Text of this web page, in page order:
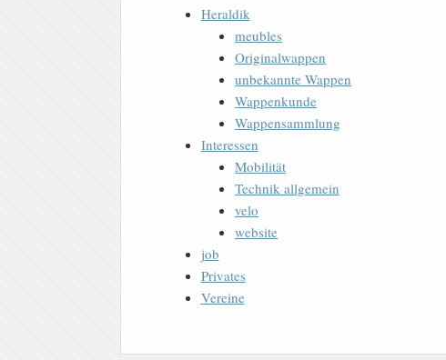
Heraldik
meubles
Originalwappen
unbekannte Wappen
Wappenkunde
Wappensammlung
Interessen
Mobilität
Technik allgemein
velo
website
job
Privates
Vereine